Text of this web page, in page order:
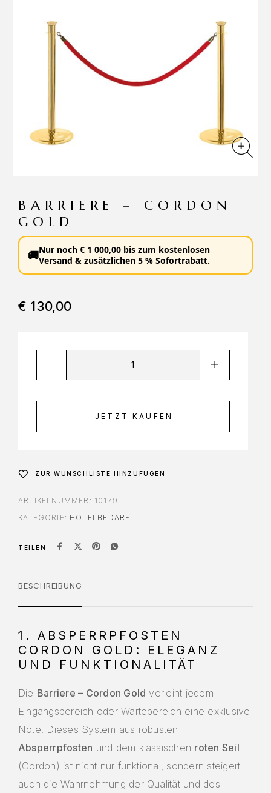
BARRIERE – CORDON
GOLD
🚚Nur noch € 1 000,00 bis zum kostenlosen
Versand & zusätzlichen 5 % Sofortrabatt.
€ 130,00
JETZT KAUFEN
ZUR WUNSCHLISTE HINZUFÜGEN
ARTIKELNUMMER: 10179
KATEGORIE: HOTELBEDARF
TEILEN
BESCHREIBUNG
1. ABSPERRPFOSTEN
CORDON GOLD: ELEGANZ
UND FUNKTIONALITÄT
Die Barriere – Cordon Gold verleiht jedem
Eingangsbereich oder Wartebereich eine exklusive
Note. Dieses System aus robusten
Absperrpfosten und dem klassischen roten Seil
(Cordon) ist nicht nur funktional, sondern steigert
auch die Wahrnehmung der Qualität und des